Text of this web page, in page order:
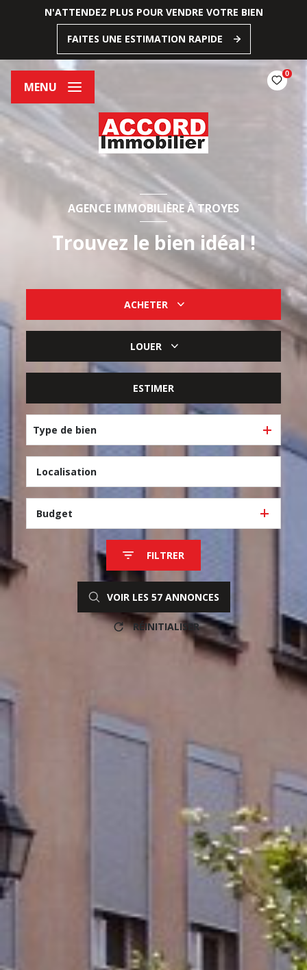
N'ATTENDEZ PLUS POUR VENDRE VOTRE BIEN
FAITES UNE ESTIMATION RAPIDE
0
MENU
AGENCE IMMOBILIÈRE À TROYES
Trouvez le bien idéal !
ACHETER
De l'immo pro
LOUER
ESTIMER
Type de bien
Budget
FILTRER
VOIR LES 57ANNONCES
RÉINITIALISER